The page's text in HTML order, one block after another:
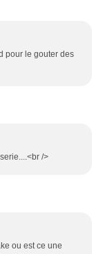
pour le gouter des
/>
ou est ce une